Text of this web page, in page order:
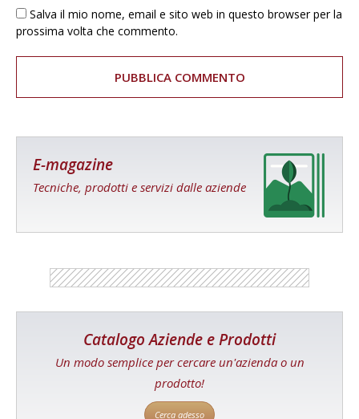
Salva il mio nome, email e sito web in questo browser per la
prossima volta che commento.
E-magazine
Tecniche, prodotti e servizi dalle aziende
Catalogo Aziende e Prodotti
Un modo semplice per cercare un'azienda o un
prodotto!
Cerca adesso